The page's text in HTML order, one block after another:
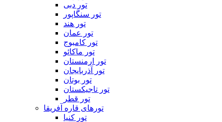
تور دبی
تور سنگاپور
تور هند
تور عمان
تور کامبوج
تور ماکائو
تور ارمنستان
تور آذربایجان
تور بوتان
تور تاجیکستان
تور قطر
تورهای قاره آفریقا
تور کنیا